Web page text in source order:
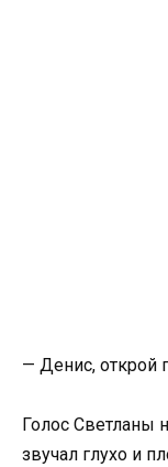
— Денис, открой
Голос Светланы
звучал глухо и